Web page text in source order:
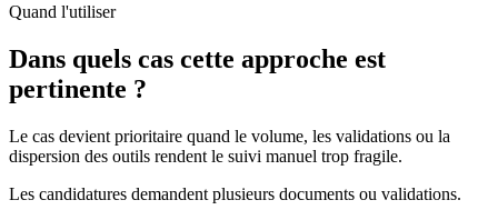
Quand l'utiliser
Dans quels cas cette approche est
pertinente ?
Le cas devient prioritaire quand le volume, les validations ou la
dispersion des outils rendent le suivi manuel trop fragile.
Les candidatures demandent plusieurs documents ou validations.